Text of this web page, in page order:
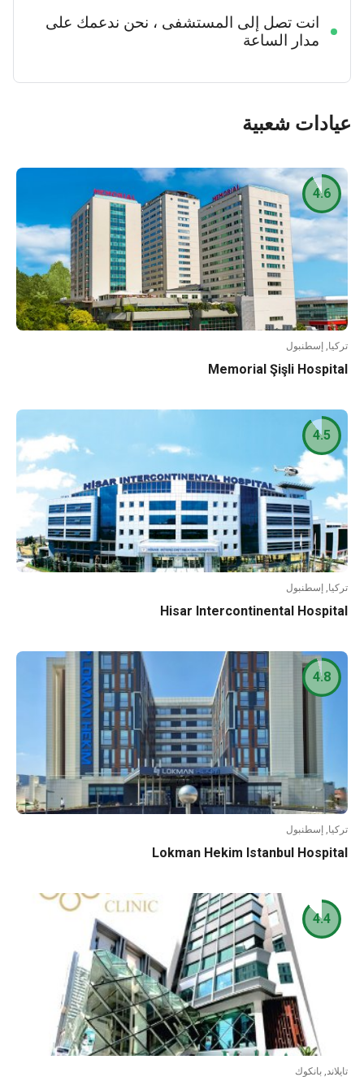
انت تصل إلى المستشفى ، نحن ندعمك على
مدار الساعة
شعبية
إسطنبول
Memorial Şişli
4.6
إسطنبول
Hisar Intercontinental
إسطنبول
Lokman Hekim Istanbul
بانكوك